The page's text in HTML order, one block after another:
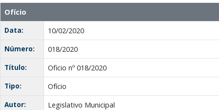
Ofício
Data:
10/02/2020
Número:
018/2020
Título:
Oficio nº 018/2020
Tipo:
Ofício
Autor:
Legislativo Municipal